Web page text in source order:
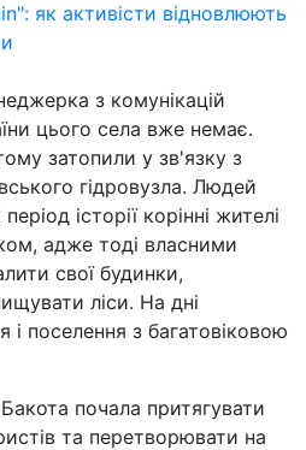
як активісти відновлюють
з комунікацій
цього села вже немає.
затопили у зв'язку з
гідровузла. Людей
історії корінні жителі
адже тоді власними
свої будинки,
ліси. На дні
і поселення з багатовіковою
почала притягувати
та перетворювати на